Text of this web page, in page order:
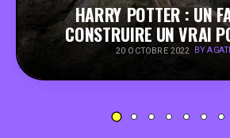
SOUTENEZ
HARRY POTTER : UN
CONSTRUIRE UN VRAI
20 OCTOBRE 2022 BY